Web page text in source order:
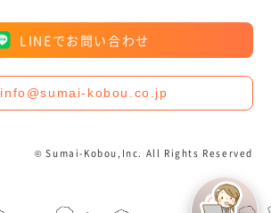
LINEでお問い合わせ
info@sumai-kobou.co.jp
© Sumai-Kobou,Inc. All Rights Reserved